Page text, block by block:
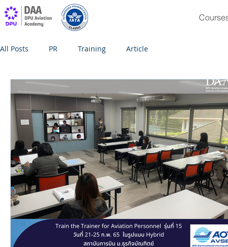
All Posts PR Training Article